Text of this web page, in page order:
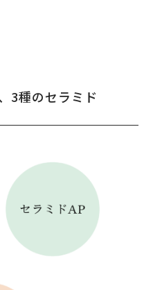
3種のセラミド